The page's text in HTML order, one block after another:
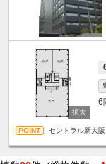
6
セントラル新大